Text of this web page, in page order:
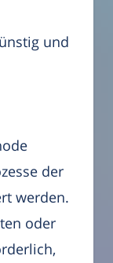
und
der
werden.
oder